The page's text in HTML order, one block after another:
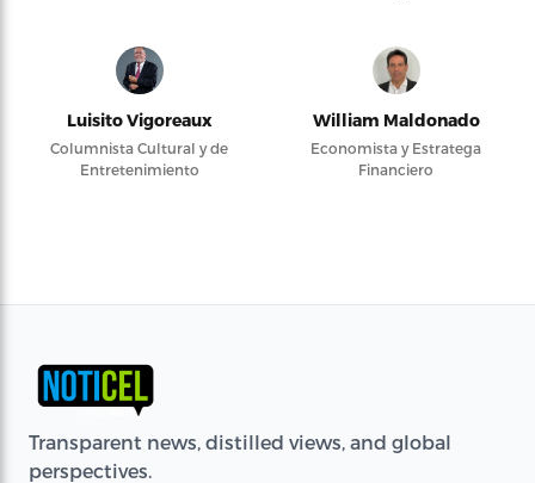
Luisito Vigoreaux
Columnista Cultural y de
Entretenimiento
William Maldonado
Economista y Estratega
Financiero
Transparent news, distilled views, and global
perspectives.